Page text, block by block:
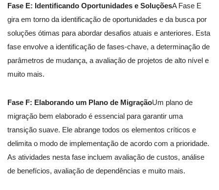
Fase E: Identificando Oportunidades e SoluçõesA Fase E
gira em torno da identificação de oportunidades e da busca por
soluções ótimas para abordar desafios atuais e anteriores. Esta
fase envolve a identificação de fases-chave, a determinação de
parâmetros de mudança, a avaliação de projetos de alto nível e
muito mais.
Fase F: Elaborando um Plano de MigraçãoUm plano de
migração bem elaborado é essencial para garantir uma
transição suave. Ele abrange todos os elementos críticos e
delimita o modo de implementação de acordo com a prioridade.
As atividades nesta fase incluem avaliação de custos, análise
de benefícios, avaliação de dependências e muito mais.